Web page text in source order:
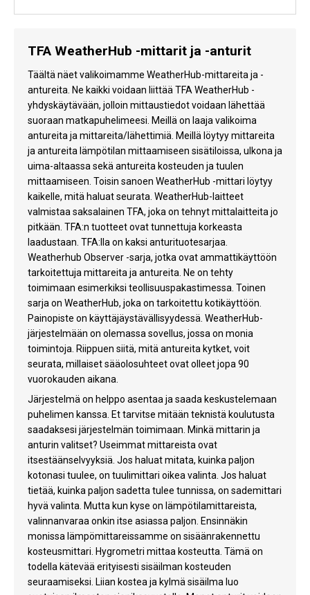
TFA WeatherHub -mittarit ja -anturit
Täältä näet valikoimamme WeatherHub-mittareita ja -
antureita. Ne kaikki voidaan liittää TFA WeatherHub -
yhdyskäytävään, jolloin mittaustiedot voidaan lähettää
suoraan matkapuhelimeesi. Meillä on laaja valikoima
antureita ja mittareita/lähettimiä. Meillä löytyy mittareita
ja antureita lämpötilan mittaamiseen sisätiloissa, ulkona ja
uima-altaassa sekä antureita kosteuden ja tuulen
mittaamiseen. Toisin sanoen WeatherHub -mittari löytyy
kaikelle, mitä haluat seurata. WeatherHub-laitteet
valmistaa saksalainen TFA, joka on tehnyt mittalaitteita jo
pitkään. TFA:n tuotteet ovat tunnettuja korkeasta
laadustaan. TFA:lla on kaksi anturituotesarjaa.
Weatherhub Observer -sarja, jotka ovat ammattikäyttöön
tarkoitettuja mittareita ja antureita. Ne on tehty
toimimaan esimerkiksi teollisuuspakastimessa. Toinen
sarja on WeatherHub, joka on tarkoitettu kotikäyttöön.
Painopiste on käyttäjäystävällisyydessä. WeatherHub-
järjestelmään on olemassa sovellus, jossa on monia
toimintoja. Riippuen siitä, mitä antureita kytket, voit
seurata, millaiset sääolosuhteet ovat olleet jopa 90
vuorokauden aikana.
Järjestelmä on helppo asentaa ja saada keskustelemaan
puhelimen kanssa. Et tarvitse mitään teknistä koulutusta
saadaksesi järjestelmän toimimaan. Minkä mittarin ja
anturin valitset? Useimmat mittareista ovat
itsestäänselvyyksiä. Jos haluat mitata, kuinka paljon
kotonasi tuulee, on tuulimittari oikea valinta. Jos haluat
tietää, kuinka paljon sadetta tulee tunnissa, on sademittari
hyvä valinta. Mutta kun kyse on lämpötilamittareista,
valinnanvaraa onkin itse asiassa paljon. Ensinnäkin
monissa lämpömittareissamme on sisäänrakennettu
kosteusmittari. Hygrometri mittaa kosteutta. Tämä on
todella kätevää erityisesti sisäilman kosteuden
seuraamiseksi. Liian kostea ja kylmä sisäilma luo